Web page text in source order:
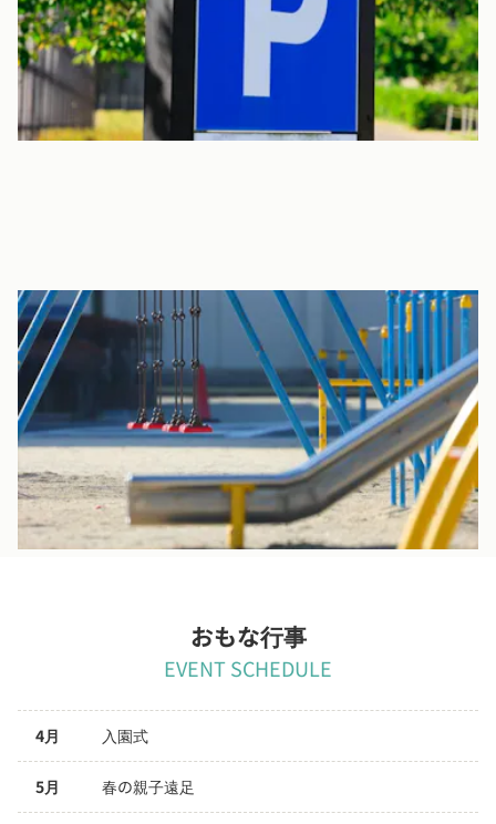
子どもの安全を第一にした設備
子どもたちの安全を第一に考え、園内設備、環境に細心の注意を
払っています。
ドアには指挟み防止グッズを設置したり、少し柔らかい床材を設
置したりと子どもが大きな怪我をしないように工夫しています。
おもな行事
EVENT SCHEDULE
4月 入園式
5月 春の親子遠足